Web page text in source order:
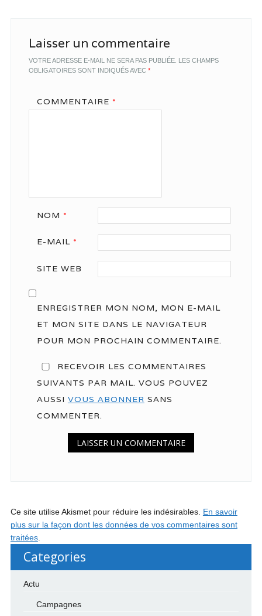
Laisser un commentaire
VOTRE ADRESSE E-MAIL NE SERA PAS PUBLIÉE. LES CHAMPS
OBLIGATOIRES SONT INDIQUÉS AVEC *
COMMENTAIRE *
NOM *
E-MAIL *
SITE WEB
ENREGISTRER MON NOM, MON E-MAIL
ET MON SITE DANS LE NAVIGATEUR
POUR MON PROCHAIN COMMENTAIRE.
RECEVOIR LES COMMENTAIRES
SUIVANTS PAR MAIL. VOUS POUVEZ
AUSSI VOUS ABONNER SANS
COMMENTER.
Ce site utilise Akismet pour réduire les indésirables. En savoir
plus sur la façon dont les données de vos commentaires sont
traitées.
Categories
Actu
Campagnes